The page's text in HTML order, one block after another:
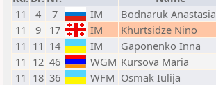
11
4 7 IM Bodnaruk Anastasia
11
9 17 IM Khurtsidze Nino
11 11 14 IM Gaponenko Inna
11 12 46 WGM Kursova Maria
11 18 36 WFM Osmak Iulija